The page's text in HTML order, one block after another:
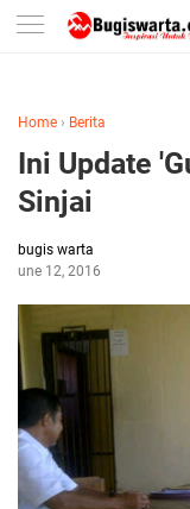
-->
Home › Berita
Ini Update
Sinjai
bugis warta
June 12, 2016